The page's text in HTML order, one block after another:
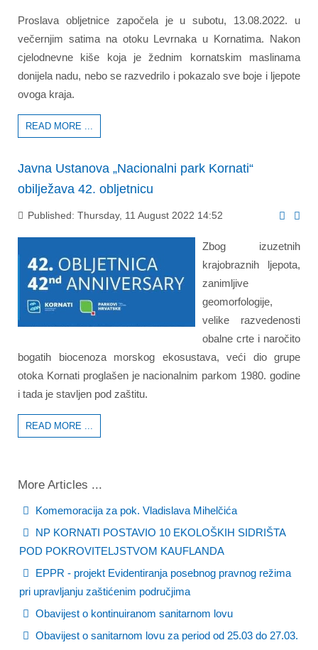
Proslava obljetnice započela je u subotu, 13.08.2022. u
večernjim satima na otoku Levrnaka u Kornatima. Nakon
cjelodnevne kiše koja je žednim kornatskim maslinama
donijela nadu, nebo se razvedrilo i pokazalo sve boje i ljepote
ovoga kraja.
READ MORE ...
Javna Ustanova „Nacionalni park Kornati“
obilježava 42. obljetnicu
Published: Thursday, 11 August 2022 14:52
Zbog izuzetnih
krajobraznih ljepota,
zanimljive
geomorfologije,
velike razvedenosti
obalne crte i naročito
bogatih biocenoza morskog ekosustava, veći dio grupe
otoka Kornati proglašen je nacionalnim parkom 1980. godine
i tada je stavljen pod zaštitu.
READ MORE ...
More Articles ...
Komemoracija za pok. Vladislava Mihelčića
NP KORNATI POSTAVIO 10 EKOLOŠKIH SIDRIŠTA
POD POKROVITELJSTVOM KAUFLANDA
EPPR - projekt Evidentiranja posebnog pravnog režima
pri upravljanju zaštićenim područjima
Obavijest o kontinuiranom sanitarnom lovu
Obavijest o sanitarnom lovu za period od 25.03 do 27.03.